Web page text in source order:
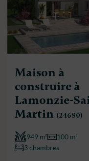
Maison à
construire à
Lamonzie-
Martin (24680)
949 m²
100 m²
3 chambres